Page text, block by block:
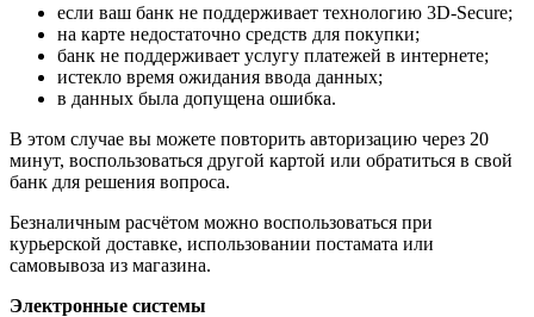
если ваш банк не поддерживает технологию 3D-Secure;
на карте недостаточно средств для покупки;
банк не поддерживает услугу платежей в интернете;
истекло время ожидания ввода данных;
в данных была допущена ошибка.
В этом случае вы можете повторить авторизацию через 20
минут, воспользоваться другой картой или обратиться в свой
банк для решения вопроса.
Безналичным расчётом можно воспользоваться при
курьерской доставке, использовании постамата или
самовывоза из магазина.
Электронные системы